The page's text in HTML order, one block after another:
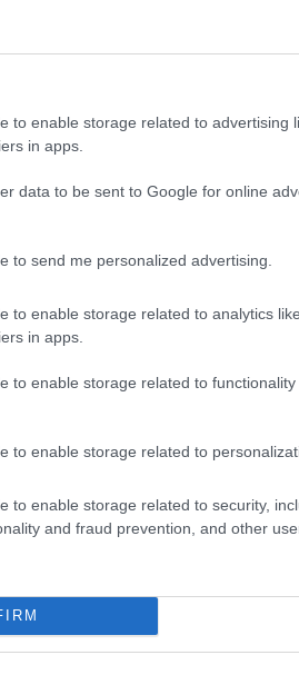
to enable storage related to advertising
in apps.
data to be sent to Google for online
to send me personalized advertising.
to enable storage related to analytics
in apps.
to enable storage related to
to enable storage related to
to enable storage related to security,
and fraud prevention, and other